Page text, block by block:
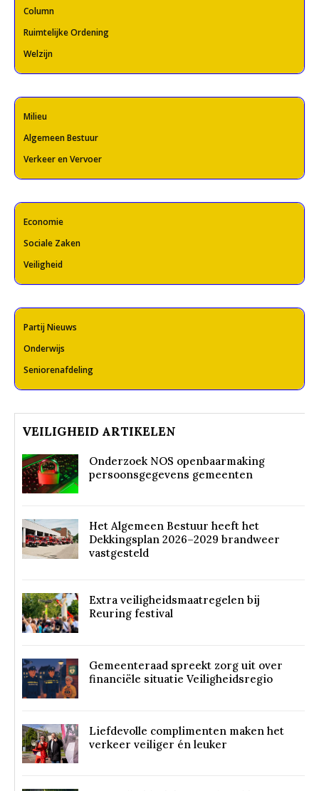
Column
Ruimtelijke Ordening
Welzijn
Milieu
Algemeen Bestuur
Verkeer en Vervoer
Economie
Sociale Zaken
Veiligheid
Partij Nieuws
Onderwijs
Seniorenafdeling
VEILIGHEID ARTIKELEN
Onderzoek NOS openbaarmaking
persoonsgegevens gemeenten
Het Algemeen Bestuur heeft het
Dekkingsplan 2026–2029 brandweer
vastgesteld
Extra veiligheidsmaatregelen bij
Reuring festival
Gemeenteraad spreekt zorg uit over
financiële situatie Veiligheidsregio
Liefdevolle complimenten maken het
verkeer veiliger én leuker